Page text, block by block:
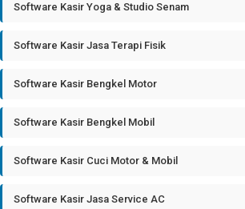
Software Kasir Yoga & Studio Senam
Software Kasir Jasa Terapi Fisik
Software Kasir Bengkel Motor
Software Kasir Bengkel Mobil
Software Kasir Cuci Motor & Mobil
Software Kasir Jasa Service AC